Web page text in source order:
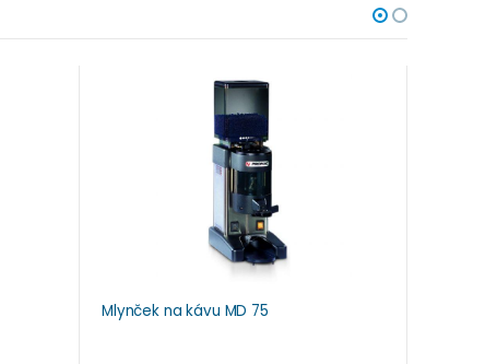
Mlynček na kávu MD 75